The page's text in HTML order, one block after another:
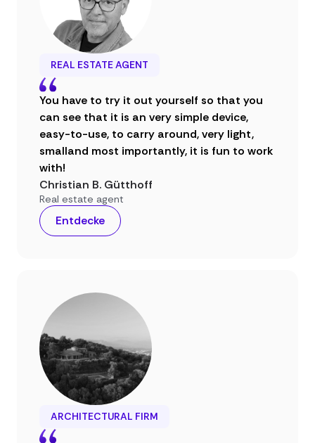
REAL ESTATE AGENT
You have to try it out yourself so that you
can see that it is an very simple device,
easy-to-use, to carry around, very light,
smalland most importantly, it is fun to work
with!
Christian B. Gütthoff
Real estate agent
Entdecke
ARCHITECTURAL FIRM